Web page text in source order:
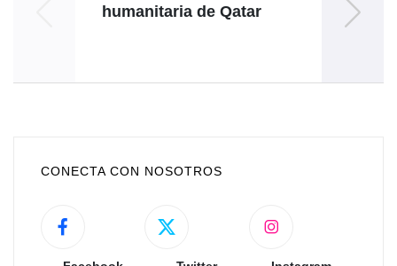
humanitaria de Qatar
CONECTA CON NOSOTROS